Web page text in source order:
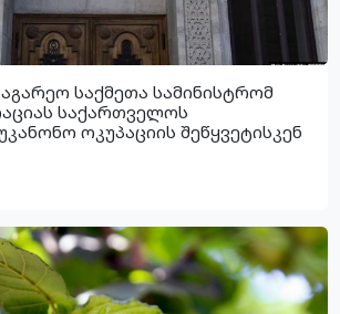
საქმეთა სამინისტრომ
საქართველოს
ოკუპაციის შეწყვეტისკენ